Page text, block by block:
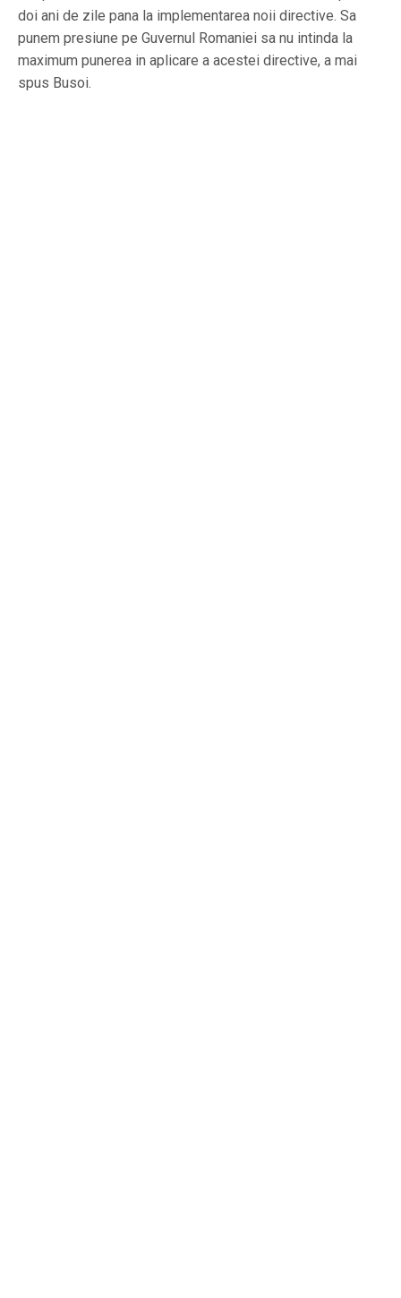
doi ani de zile pana la implementarea noii directive. Sa
punem presiune pe Guvernul Romaniei sa nu intinda la
maximum punerea in aplicare a acestei directive, a mai
spus Busoi.